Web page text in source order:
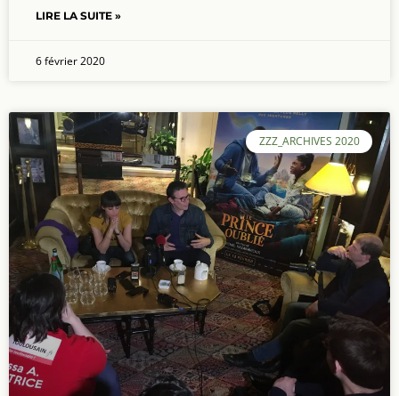
LIRE LA SUITE »
6 février 2020
ZZZ_ARCHIVES 2020